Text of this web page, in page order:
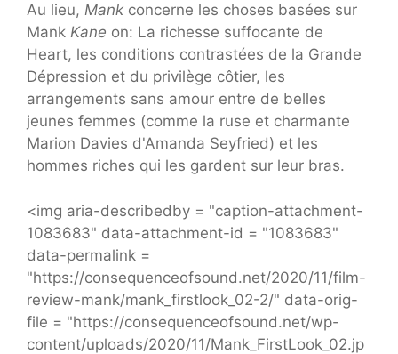
Au lieu, Mank concerne les choses basées sur
Mank Kane on: La richesse suffocante de
Heart, les conditions contrastées de la Grande
Dépression et du privilège côtier, les
arrangements sans amour entre de belles
jeunes femmes (comme la ruse et charmante
Marion Davies d'Amanda Seyfried) et les
hommes riches qui les gardent sur leur bras.
<img aria-describedby = "caption-attachment-
1083683" data-attachment-id = "1083683"
data-permalink =
"https://consequenceofsound.net/2020/11/film-
review-mank/mank_firstlook_02-2/" data-orig-
file = "https://consequenceofsound.net/wp-
content/uploads/2020/11/Mank_FirstLook_02.jp